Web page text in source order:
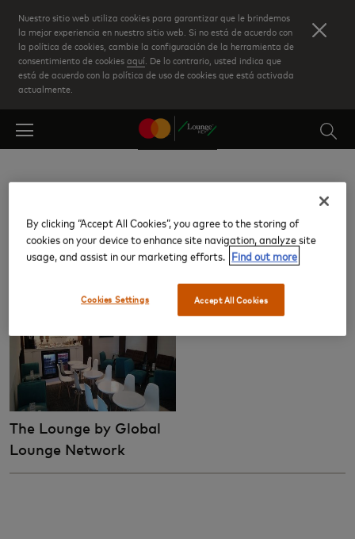
Skip
to
main
content
Nuestro sitio web utiliza cookies para garantizar que le brindemos
la mejor experiencia en nuestro sitio web. Si no está de acuerdo con
la política de cookies, cambie la configuración de la herramienta de
consentimiento de cookiesaquí . De lo contrario, usted indica que
está de acuerdo con la política de uso de cookies que está activada
actualmente.
Aeropuerto Internacional Hermanos
Serdán de Puebla (PBC)
Salas VIP
The Lounge by Global
Lounge Network
By clicking “Accept All Cookies”, you agree to the storing of
cookies on your device to enhance site navigation, analyze site
usage, and assist in our marketing efforts. Find out more
Accept All Cookies
Cookies Settings